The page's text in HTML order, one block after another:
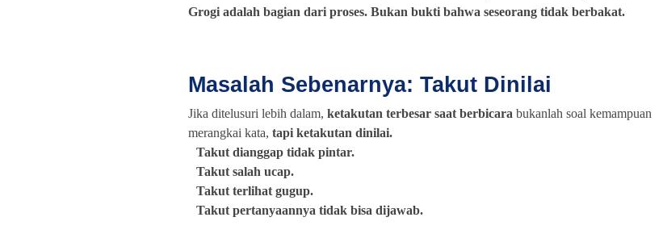
Grogi adalah bagian dari proses. Bukan bukti bahwa seseorang tidak berbakat.
Masalah Sebenarnya: Takut Dinilai
Jika ditelusuri lebih dalam, ketakutan terbesar saat berbicara bukanlah soal kemampuan
merangkai kata, tapi ketakutan dinilai.
Takut dianggap tidak pintar.
Takut salah ucap.
Takut terlihat gugup.
Takut pertanyaannya tidak bisa dijawab.